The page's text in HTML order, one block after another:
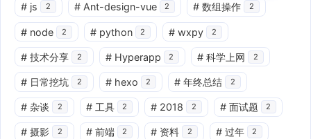
# js 2 # Ant-design-vue 2 # 数组操作 2
# node 2 # python 2 # wxpy 2
# 技术分享 2 # Hyperapp 2 # 科学上网 2
# 日常挖坑 2 # hexo 2 # 年终总结 2
# 杂谈 2 # 工具 2 # 2018 2 # 面试题 2
# 摄影 2 # 前端 2 # 资料 2 # 过年 2